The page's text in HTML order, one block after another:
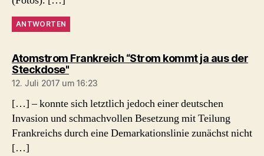
ANTWORTEN
Atomstrom Frankreich “Strom kommt ja aus der
Steckdose"sagt:
12. Juli 2017 um 16:23
[…] – konnte sich letztlich jedoch einer deutschen
Invasion und schmachvollen Besetzung mit Teilung
Frankreichs durch eine Demarkationslinie zunächst nicht
[…]